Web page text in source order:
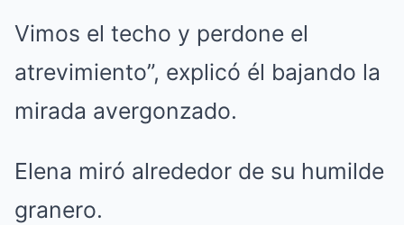
Vimos el techo y perdone el
atrevimiento”, explicó él bajando la
mirada avergonzado.
Elena miró alrededor de su humilde
granero.